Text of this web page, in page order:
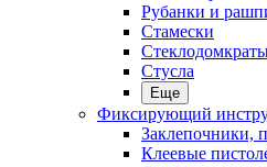
Рубанки и
Стамески
Стусла
Еще
Фиксирующий
Заклепочники,
Клеевые